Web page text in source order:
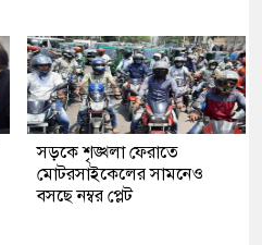
সড়কে শৃঙ্খলা ফেরাতে
মোটরসাইকেলের সামনেও
বসছে নম্বর প্লেট